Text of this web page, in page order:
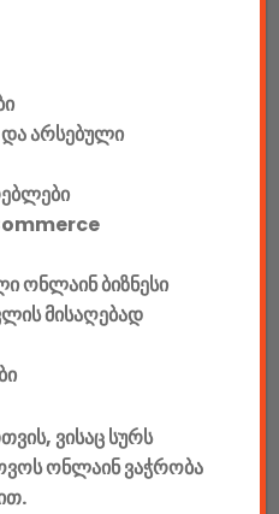
და არსებული
ონლაინ ბიზნესი
მისაღებად
ვისაც სურს
ონლაინ ვაჭრობა